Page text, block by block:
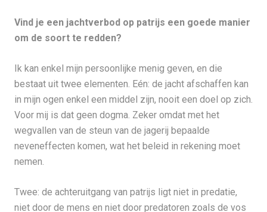
Vind je een jachtverbod op patrijs een goede manier
om de soort te redden?
Ik kan enkel mijn persoonlijke menig geven, en die
bestaat uit twee elementen. Eén: de jacht afschaffen kan
in mijn ogen enkel een middel zijn, nooit een doel op zich.
Voor mij is dat geen dogma. Zeker omdat met het
wegvallen van de steun van de jagerij bepaalde
neveneffecten komen, wat het beleid in rekening moet
nemen.
Twee: de achteruitgang van patrijs ligt niet in predatie,
niet door de mens en niet door predatoren zoals de vos